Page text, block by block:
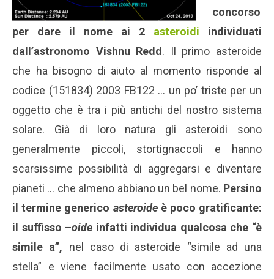
concorso
per dare il nome ai 2 asteroidi individuati
dall’astronomo Vishnu Redd . Il primo asteroide
che ha bisogno di aiuto al momento risponde al
codice (151834) 2003 FB122 … un po’ triste per un
oggetto che è tra i più antichi del nostro sistema
solare. Già di loro natura gli asteroidi sono
generalmente piccoli, stortignaccoli e hanno
scarsissime possibilità di aggregarsi e diventare
pianeti … che almeno abbiano un bel nome. Persino
il termine generico asteroideè poco gratificante:
il suffisso –oide infatti individua qualcosa che “è
simile a”, nel caso di asteroide “simile ad una
stella” e viene facilmente usato con accezione